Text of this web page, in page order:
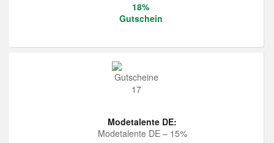
18%
Gutschein
Modetalente DE:
Modetalente DE – 15%